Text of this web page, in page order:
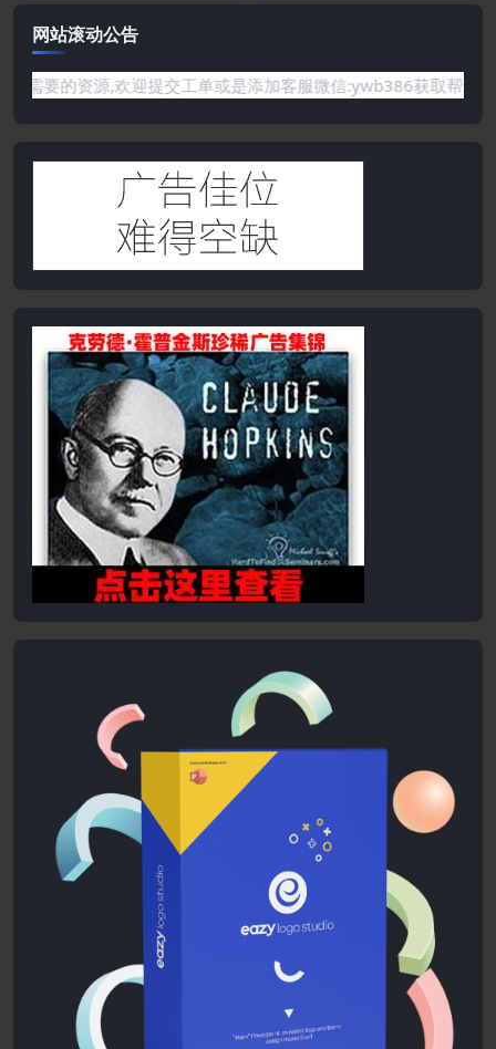
网站滚动公告
你需要的资源,欢迎提交工单或是添加客服微信:ywb386获取帮助